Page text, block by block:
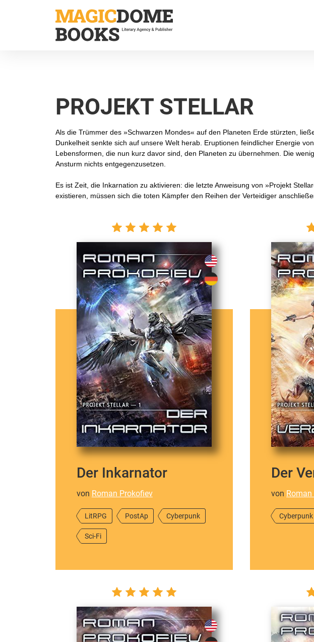
PROJEKT STELLAR
Als die Trümmer des »Schwarzen Mondes« auf den Planeten Erde stürzten,
Dunkelheit senkte sich auf unsere Welt herab. Eruptionen feindlicher Energie
Lebensformen, die nun kurz davor sind, den Planeten zu übernehmen. Die
Ansturm nichts entgegenzusetzen.
Es ist Zeit, die Inkarnation zu aktivieren: die letzte Anweisung von »Projekt
existieren, müssen sich die toten Kämpfer den Reihen der Verteidiger
Der Inkarnator
von Roman Prokofiev
LitRPG PostAp Cyberpunk
Sci-Fi
Der
von
Cyberpunk